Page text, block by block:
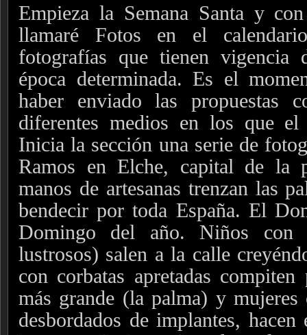
Empieza la Semana Santa y
llamaré Fotos en el
fotografías que tienen
época determinada. Es el
haber enviado las propuestas
diferentes medios en los que el
Inicia la sección una serie de
Ramos en Elche, capital de la
manos de artesanas trenzan las
bendecir por toda España. El
Domingo del año. Niños con
lustrosos) salen a la calle
con corbatas apretadas
más grande (la palma) y mujeres
desbordados de implantes,